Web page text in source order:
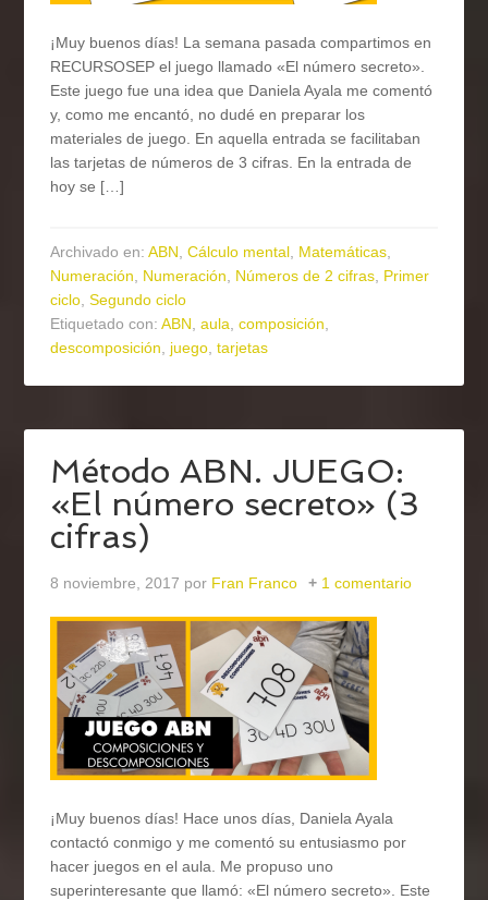
¡Muy buenos días! La semana pasada compartimos en
RECURSOSEP el juego llamado «El número secreto».
Este juego fue una idea que Daniela Ayala me comentó
y, como me encantó, no dudé en preparar los
materiales de juego. En aquella entrada se facilitaban
las tarjetas de números de 3 cifras. En la entrada de
hoy se […]
Archivado en:ABN ,Cálculo mental Matemáticas
Numeración
Numeración Números de 2 cifras Primer
ciclo ,Segundo ciclo
Etiquetado con:ABN ,aula ,composición
descomposición
juego ,tarjetas
Método ABN. JUEGO:
«El número secreto» (3
cifras)
8 noviembre, 2017 por Fran Franco 1 comentario
¡Muy buenos días! Hace unos días, Daniela Ayala
contactó conmigo y me comentó su entusiasmo por
hacer juegos en el aula. Me propuso uno
superinteresante que llamó: «El número secreto». Este